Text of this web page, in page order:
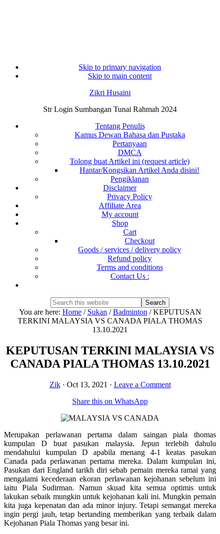
Skip to primary navigation
Skip to main content
Zikri Husaini
Str Login Sumbangan Tunai Rahmah 2024
Tentang Penulis
Kamus Dewan Bahasa dan Pustaka
Pertanyaan
DMCA
Tolong buat Artikel ini (request article)
Hantar/Kongsikan Artikel Anda disini!
Pengiklanan
Disclaimer
Privacy Policy
Affiliate Area
My account
Shop
Cart
Checkout
Goods / services / delivery policy
Refund policy
Terms and conditions
Contact Us :
Search
this
website
Hide
Search
You are here: Home / Sukan / Badminton /KEPUTUSAN
TERKINI MALAYSIA VS CANADA PIALA THOMAS
13.10.2021
KEPUTUSAN TERKINI MALAYSIA VS
CANADA PIALA THOMAS 13.10.2021
Zik· Oct 13, 2021 · Leave a Comment
Share this on WhatsApp
Merupakan perlawanan pertama dalam saingan piala thomas
kumpulan D buat pasukan malaysia. Jepun terlebih dahulu
mendahului kumpulan D apabila menang 4-1 keatas pasukan
Canada pada perlawanan pertama mereka. Dalam kumpulan ini,
Pasukan dari England tarikh diri sebab pemain mereka ramai yang
mengalami kecederaan ekoran perlawanan kejohanan sebelum ini
iaitu Piala Sudirman. Namun skuad kita semua optimis untuk
lakukan sebaik mungkin untuk kejohanan kali ini. Mungkin pemain
kita juga kepenatan dan ada minor injury. Tetapi semangat mereka
ingin pergi jauh, tetap bertanding memberikan yang terbaik dalam
Kejohanan Piala Thomas yang besar ini.